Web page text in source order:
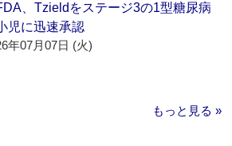
、Tzieldをステージ3の1型糖尿病
児に迅速承認
年07月07日 (火)
もっと見る »